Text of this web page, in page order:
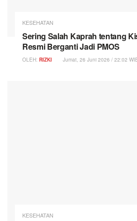
KESEHATAN
Sering Salah Kaprah tentang
Resmi Berganti Jadi PMOS
OLEH: RIZKI Jumat, 26 Juni 2026 / 22:02
KESEHATAN